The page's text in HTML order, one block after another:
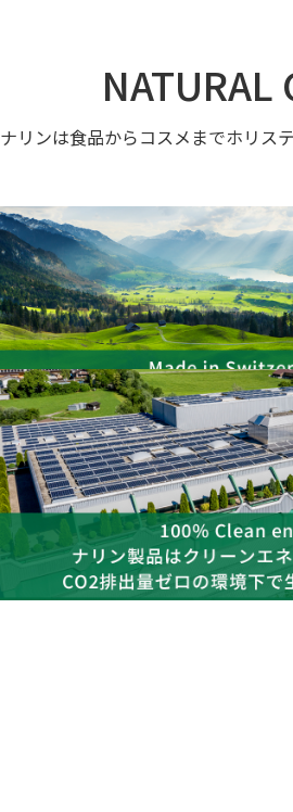
NATURAL
ナリンは食品からコスメまでホリス